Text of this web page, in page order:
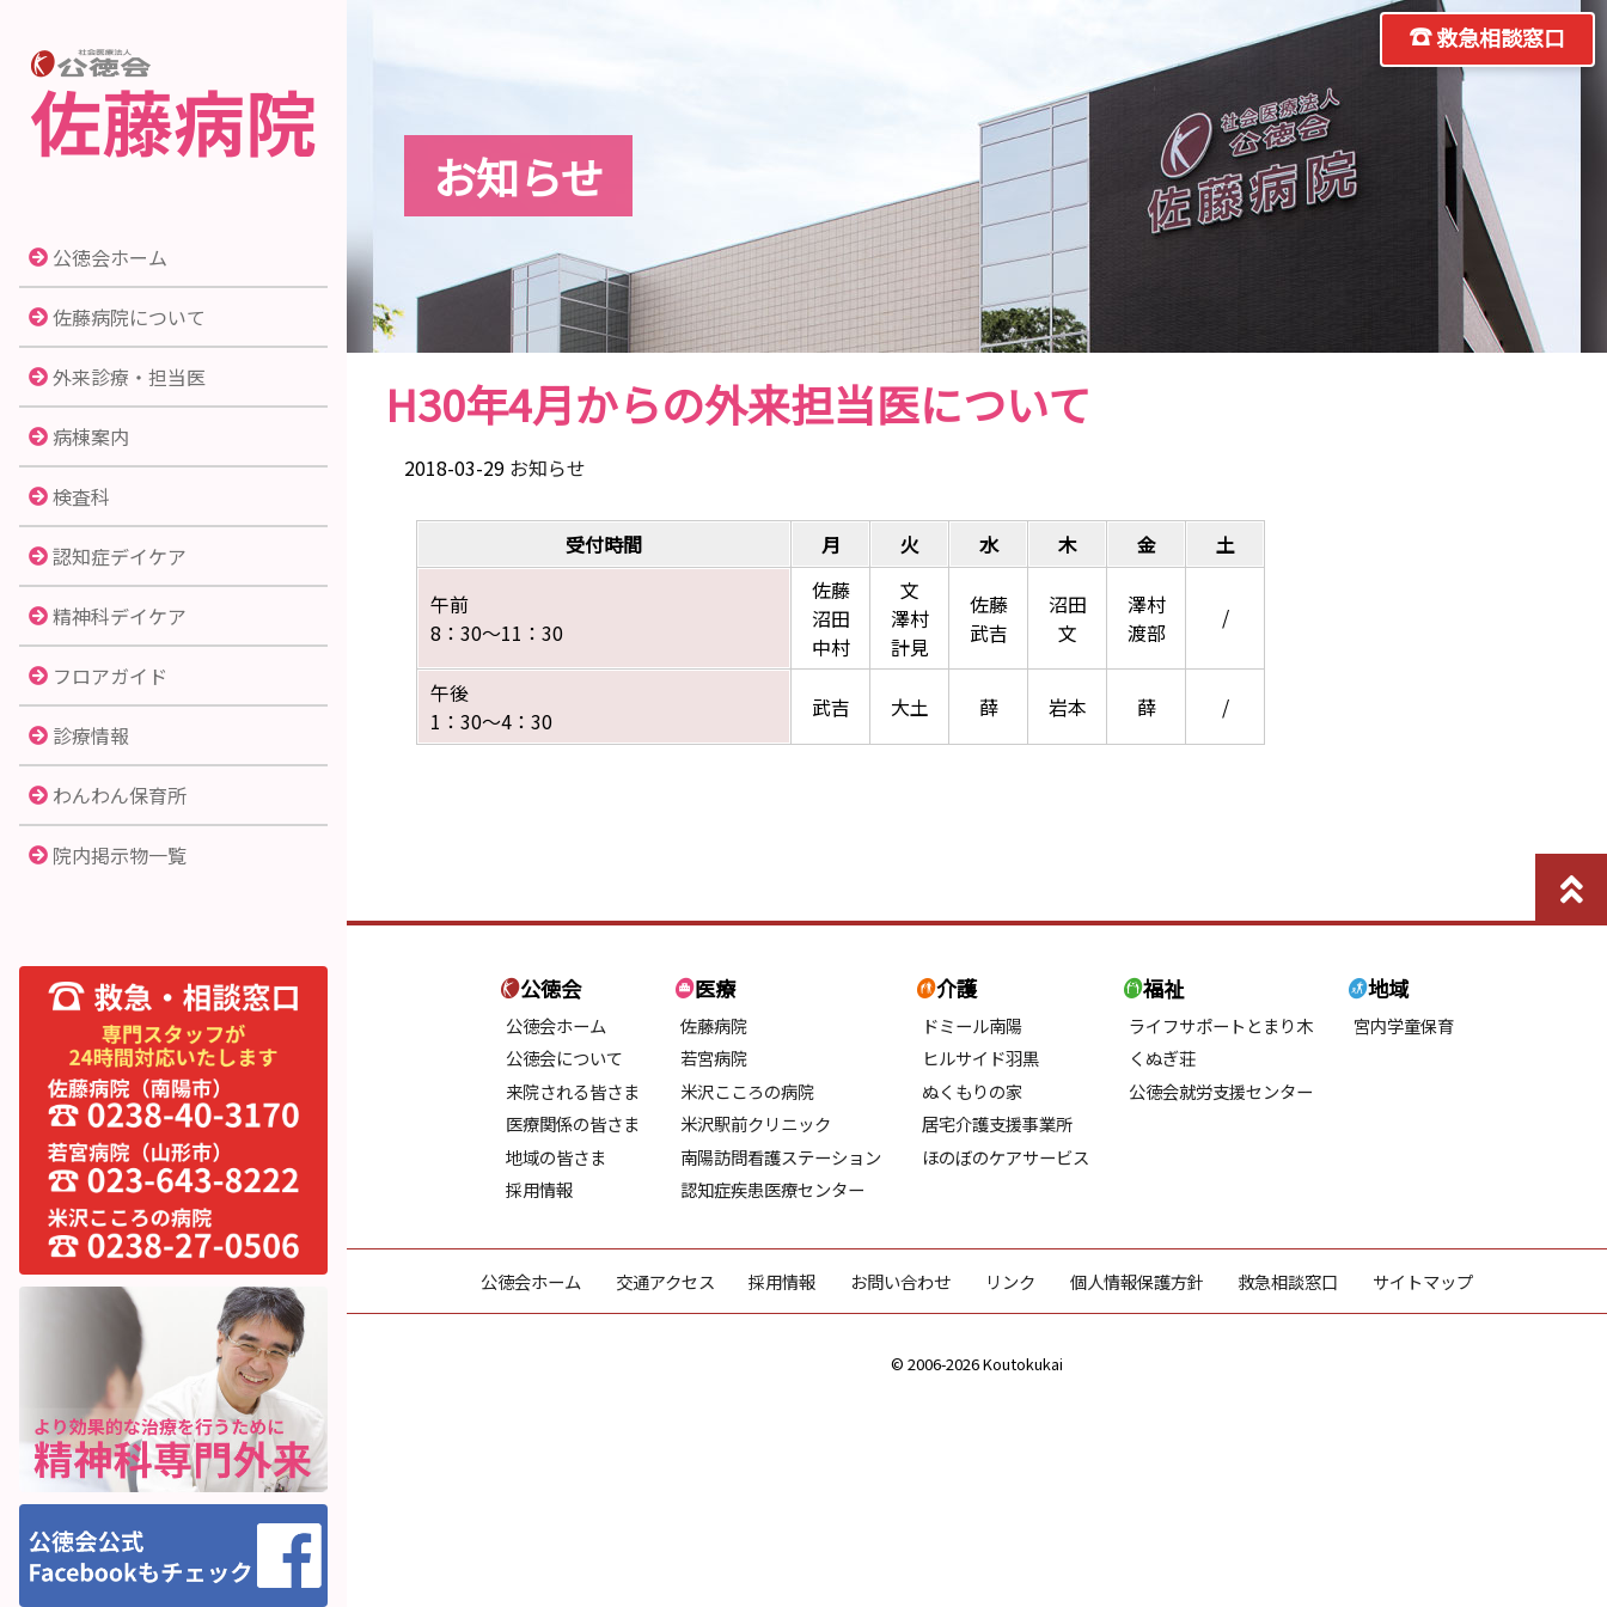
公徳会ホーム
佐藤病院について
外来診療・担当医
病棟案内
検査科
認知症デイケア
精神科デイケア
フロアガイド
診療情報
わんわん保育所
院内掲示物一覧
救急相談窓口
お知らせ
H30年4月からの外来担当医について
2018-03-29 お知らせ
受付時間 月 火 水 木 金 土
午前
8：30～11：30
佐藤
沼田
中村
文
澤村
計見
佐藤
武吉
沼田
文
澤村
渡部
/
午後
1：30～4：30
武吉 大土 薛 岩本 薛 /
公徳会
公徳会ホーム
公徳会について
来院される皆さま
医療関係の皆さま
地域の皆さま
採用情報
医療
佐藤病院
若宮病院
米沢こころの病院
米沢駅前クリニック
南陽訪問看護ステーション
認知症疾患医療センター
介護
ドミール南陽
ヒルサイド羽黒
ぬくもりの家
居宅介護支援事業所
ほのぼのケアサービス
福祉
ライフサポートとまり木
くぬぎ荘
公徳会就労支援センター
地域
宮内学童保育
公徳会ホーム 交通アクセス 採用情報 お問い合わせ リンク 個人情報保護方針 救急相談窓口 サイトマップ
© 2006-2026 Koutokukai